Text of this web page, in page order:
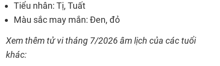
Tiểu nhân: Tị, Tuất
Màu sắc may mắn: Đen, đỏ
Xem thêm tử vi tháng 7/2026 âm lịch của các tuổi
khác: